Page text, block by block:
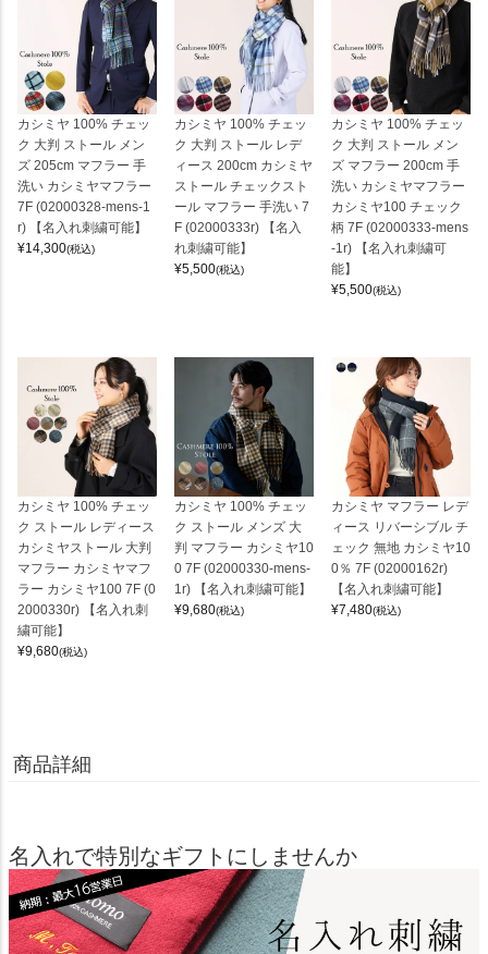
カシミヤ 100% チェッ
ク 大判 ストール メン
ズ 205cm マフラー 手
洗い カシミヤマフラー
7F (02000328-mens-1
r) 【名入れ刺繍可能】
¥14,300(税込)
カシミヤ 100% チェッ
ク 大判 ストール レデ
ィース 200cm カシミヤ
ストール チェックスト
ール マフラー 手洗い 7
F (02000333r) 【名入
れ刺繍可能】
¥5,500(税込)
カシミヤ 100% チェッ
ク 大判 ストール メン
ズ マフラー 200cm 手
洗い カシミヤマフラー
カシミヤ100 チェック
柄 7F (02000333-mens
-1r) 【名入れ刺繍可
能】
¥5,500(税込)
カシミヤ 100% チェッ
ク ストール レディース
カシミヤストール 大判
マフラー カシミヤマフ
ラー カシミヤ100 7F (0
2000330r) 【名入れ刺
繍可能】
¥9,680(税込)
カシミヤ 100% チェッ
ク ストール メンズ 大
判 マフラー カシミヤ10
0 7F (02000330-mens-
1r) 【名入れ刺繍可能】
¥9,680(税込)
カシミヤ マフラー レデ
ィース リバーシブル チ
ェック 無地 カシミヤ10
0％ 7F (02000162r)
【名入れ刺繍可能】
¥7,480(税込)
商品詳細
名入れで特別なギフトにしませんか